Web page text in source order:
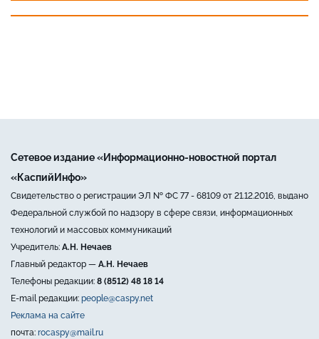
Сетевое издание «Информационно-новостной портал
«КаспийИнфо»
Свидетельство о регистрации ЭЛ № ФС 77 - 68109 от 21.12.2016, выдано
Федеральной службой по надзору в сфере связи, информационных
технологий и массовых коммуникаций
Учредитель: А.Н. Нечаев
Главный редактор — А.Н. Нечаев
Телефоны редакции: 8 (8512) 48 18 14
E-mail редакции: people@caspy.net
Реклама на сайте
почта: rocaspy@mail.ru